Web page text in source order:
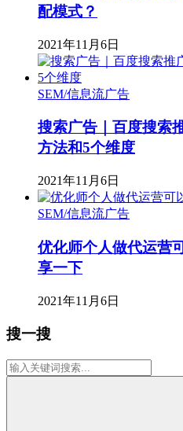
配模式？
2021年11月6日
SEM/信息流广告
搜索广告｜百度搜索
方法和5个维度
2021年11月6日
SEM/信息流广告
优化师个人做代运营
享一下
2021年11月6日
搜一搜